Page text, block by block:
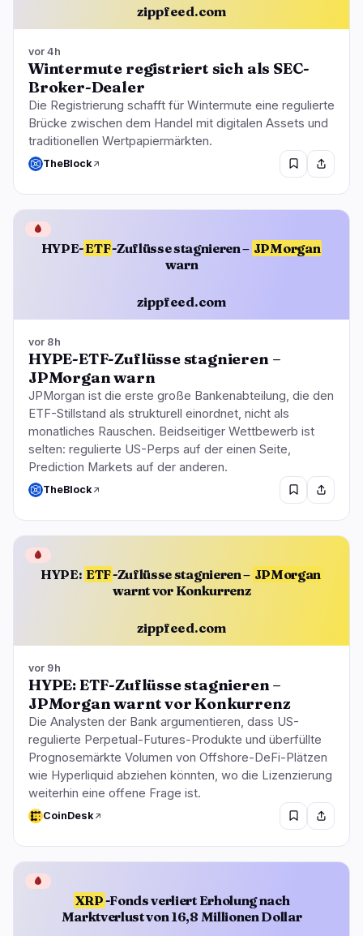
zippfeed.com
vor 4h
Wintermute registriert sich als SEC-
Broker-Dealer
Die Registrierung schafft für Wintermute eine regulierte
Brücke zwischen dem Handel mit digitalen Assets und
traditionellen Wertpapiermärkten.
TheBlock
HYPE-ETF-Zuflüsse stagnieren – JPMorgan
warn
zippfeed.com
🩸
vor 8h
HYPE-ETF-Zuflüsse stagnieren –
JPMorgan warn
JPMorgan ist die erste große Bankenabteilung, die den
ETF-Stillstand als strukturell einordnet, nicht als
monatliches Rauschen. Beidseitiger Wettbewerb ist
selten: regulierte US-Perps auf der einen Seite,
Prediction Markets auf der anderen.
TheBlock
HYPE: ETF-Zuflüsse stagnieren – JPMorgan
warnt vor Konkurrenz
zippfeed.com
🩸
vor 9h
HYPE: ETF-Zuflüsse stagnieren –
JPMorgan warnt vor Konkurrenz
Die Analysten der Bank argumentieren, dass US-
regulierte Perpetual-Futures-Produkte und überfüllte
Prognosemärkte Volumen von Offshore-DeFi-Plätzen
wie Hyperliquid abziehen könnten, wo die Lizenzierung
weiterhin eine offene Frage ist.
CoinDesk
XRP-Fonds verliert Erholung nach
Marktverlust von 16,8 Millionen Dollar
🩸